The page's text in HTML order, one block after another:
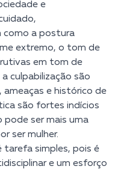
e
como a postura
extremo, o tom de
em tom de
culpabilização são
ameaças e histórico de
são fortes indícios
pode ser mais uma
ser mulher.
tarefa simples, pois é
e um esforço